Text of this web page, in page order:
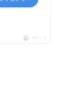
ポチップ